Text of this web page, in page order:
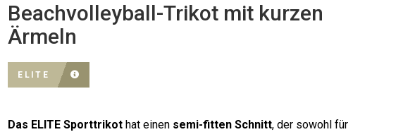
Beachvolleyball-Trikot mit kurzen
Ärmeln
ELITE
Das ELITE Sporttrikothat einen semi-fitten Schnitt, der sowohl für